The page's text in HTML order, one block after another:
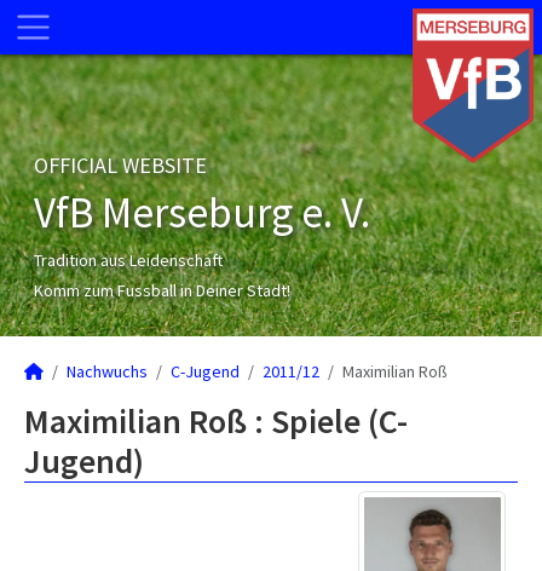
OFFICIAL WEBSITE
VfB Merseburg e. V.
Tradition aus Leidenschaft
Komm zum Fussball in Deiner Stadt!
Nachwuchs C-Jugend 2011/12 Maximilian Roß
Maximilian Roß : Spiele (C-
Jugend)